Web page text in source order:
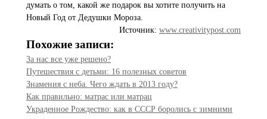
думать о том, какой же подарок вы хотите получить на
Новый Год от Дедушки Мороза.
Источник: www.creativitypost.com
Похожие записи:
За нас все уже решено?
Путешествия с детьми: 16 полезных советов
Знамения с неба. Чего ждать в 2013 году?
Как правильно: матрас или матрац
Украденное Рождество: как в СССР боролись с зимними